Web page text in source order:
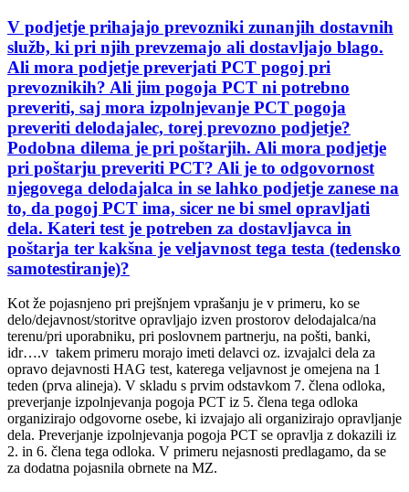
V podjetje prihajajo prevozniki zunanjih dostavnih
služb, ki pri njih prevzemajo ali dostavljajo blago.
Ali mora podjetje preverjati PCT pogoj pri
prevoznikih? Ali jim pogoja PCT ni potrebno
preveriti, saj mora izpolnjevanje PCT pogoja
preveriti delodajalec, torej prevozno podjetje?
Podobna dilema je pri poštarjih. Ali mora podjetje
pri poštarju preveriti PCT? Ali je to odgovornost
njegovega delodajalca in se lahko podjetje zanese na
to, da pogoj PCT ima, sicer ne bi smel opravljati
dela. Kateri test je potreben za dostavljavca in
poštarja ter kakšna je veljavnost tega testa (tedensko
samotestiranje)?
Kot že pojasnjeno pri prejšnjem vprašanju je v primeru, ko se
delo/dejavnost/storitve opravljajo izven prostorov delodajalca/na
terenu/pri uporabniku, pri poslovnem partnerju, na pošti, banki,
idr….v takem primeru morajo imeti delavci oz. izvajalci dela za
opravo dejavnosti HAG test, katerega veljavnost je omejena na 1
teden (prva alineja). V skladu s prvim odstavkom 7. člena odloka,
preverjanje izpolnjevanja pogoja PCT iz 5. člena tega odloka
organizirajo odgovorne osebe, ki izvajajo ali organizirajo opravljanje
dela. Preverjanje izpolnjevanja pogoja PCT se opravlja z dokazili iz
2. in 6. člena tega odloka. V primeru nejasnosti predlagamo, da se
za dodatna pojasnila obrnete na MZ.